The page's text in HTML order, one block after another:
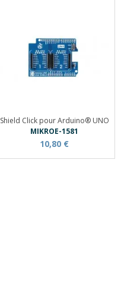
Shield Click pour Arduino® UNO
MIKROE-1581
10,80 €